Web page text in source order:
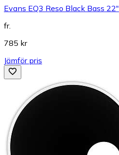
Evans EQ3 Reso Black Bass 22"
fr.
785 kr
Jämför pris